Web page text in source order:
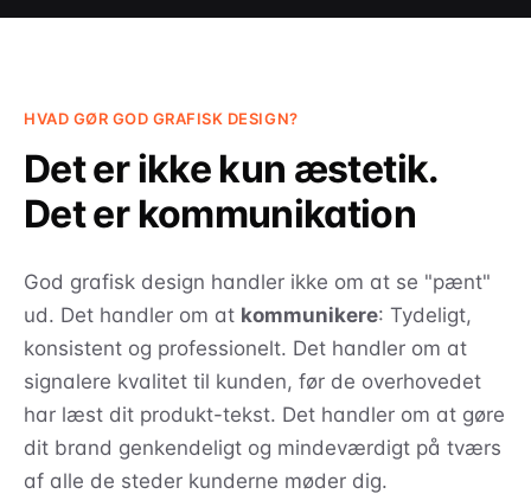
HVAD GØR GOD GRAFISK DESIGN?
Det er ikke kun æstetik.
Det er kommunikation
God grafisk design handler ikke om at se "pænt"
ud. Det handler om at kommunikere: Tydeligt,
konsistent og professionelt. Det handler om at
signalere kvalitet til kunden, før de overhovedet
har læst dit produkt-tekst. Det handler om at gøre
dit brand genkendeligt og mindeværdigt på tværs
af alle de steder kunderne møder dig.